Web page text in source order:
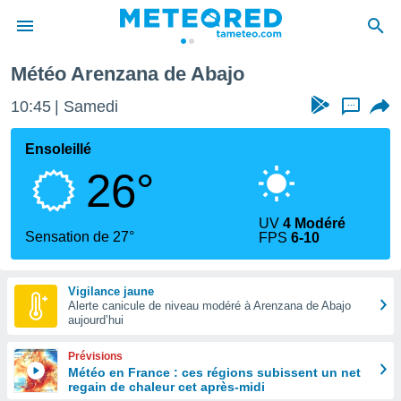
de
Météo Arenzana de Abajo
10:45 Samedi ...
Ensoleillé
26°
Sensation de 27°
UV4 Modéré
FPS6-10
Vigilance jaune
Alerte canicule de niveau modéré à Arenzana de Abajo
aujourd’hui
Prévisions
Météo en France : ces régions subissent un net
regain de chaleur cet après-midi